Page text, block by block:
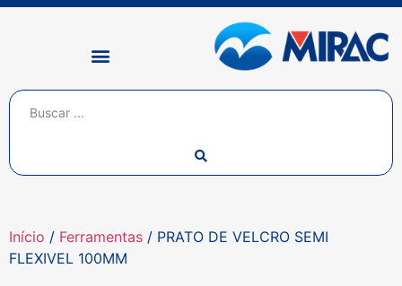
Início / Ferramentas / PRATO DE VELCRO SEMI
FLEXIVEL 100MM